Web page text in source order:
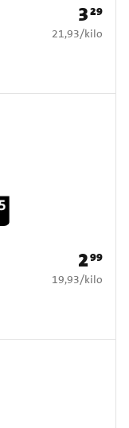
Prijs: €
329
€ 21,93 per kilo
21,93/kilo
Prijs: €
299
€ 19,93 per kilo
19,93/kilo